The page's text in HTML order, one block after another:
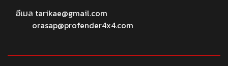
อีเมล tarikae@gmail.com
orasap@profender4x4.com